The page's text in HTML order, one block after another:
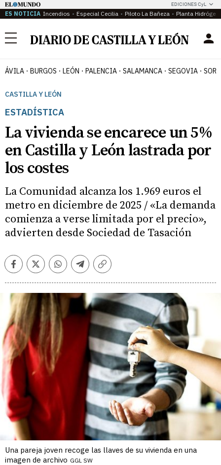
EDICIONES CyL
ES NOTICIA Incendios Especial Cecilia Piloto La Bañeza Planta
Menú
ÁVILA BURGOS LEÓN PALENCIA SALAMANCA SEGOVIA
CASTILLA Y LEÓN
ESTADÍSTICA
La vivienda se encarece un 5%
en Castilla y León lastrada por
los costes
La Comunidad alcanza los 1.969 euros el
metro en diciembre de 2025 / «La demanda
comienza a verse limitada por el precio»,
advierten desde Sociedad de Tasación
FacebookTwitterWhatsappTelegramCopiar
Una pareja joven recoge las llaves de su vivienda en una
imagen de archivo GGL SW